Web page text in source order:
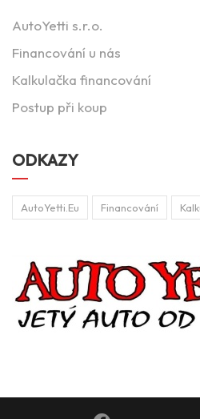
AutoYetti s.r.o.
Financování u nás
Kalkulačka financování
Postup při koup
ODKAZY
AutoYetti.eu Financování